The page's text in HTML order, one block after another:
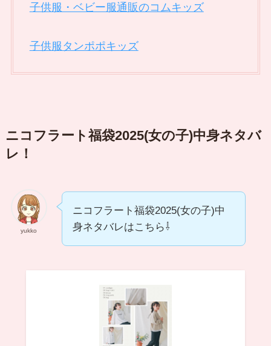
子供服・ベビー服通販のコムキッズ
子供服タンポポキッズ
ニコフラート福袋2025(女の子)中身ネタバ
レ！
yukko
ニコフラート福袋2025(女の子)中
身ネタバレはこちら⇩